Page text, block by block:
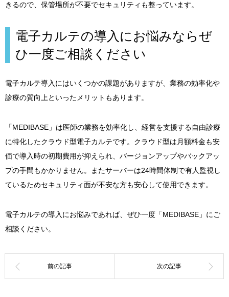
きるので、保管場所が不要でセキュリティも整っています。
電子カルテの導入にお悩みならぜ
ひ一度ご相談ください
電子カルテ導入にはいくつかの課題がありますが、業務の効率化や
診療の質向上といったメリットもあります。
「MEDIBASE」は医師の業務を効率化し、経営を支援する自由診療
に特化したクラウド型電子カルテです。クラウド型は月額料金も安
価で導入時の初期費用が抑えられ、バージョンアップやバックアッ
プの手間もかかりません。またサーバーは24時間体制で有人監視し
ているためセキュリティ面が不安な方も安心して使用できます。
電子カルテの導入にお悩みであれば、ぜひ一度「MEDIBASE」にご
相談ください。